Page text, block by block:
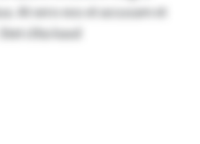
At vero eos et accusam et
clita kasd